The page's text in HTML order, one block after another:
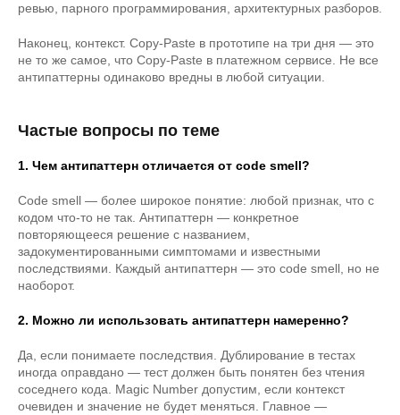
ревью, парного программирования, архитектурных разборов.
Наконец, контекст. Copy-Paste в прототипе на три дня — это
не то же самое, что Copy-Paste в платежном сервисе. Не все
антипаттерны одинаково вредны в любой ситуации.
Частые вопросы по теме
1. Чем антипаттерн отличается от code smell?
Code smell — более широкое понятие: любой признак, что с
кодом что-то не так. Антипаттерн — конкретное
повторяющееся решение с названием,
задокументированными симптомами и известными
последствиями. Каждый антипаттерн — это code smell, но не
наоборот.
2. Можно ли использовать антипаттерн намеренно?
Да, если понимаете последствия. Дублирование в тестах
иногда оправдано — тест должен быть понятен без чтения
соседнего кода. Magic Number допустим, если контекст
очевиден и значение не будет меняться. Главное —